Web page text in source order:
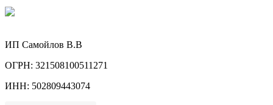
ИП Самойлов В.В
ОГРН: 321508100511271
ИНН: 502809443074